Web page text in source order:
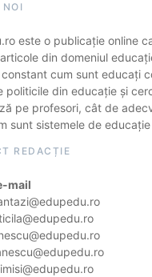
NOI
este o publicație online
din domeniul
constant cum sunt educați
politicile din educație și
pe profesori, cât de
sunt sistemele de
REDACȚIE
mail